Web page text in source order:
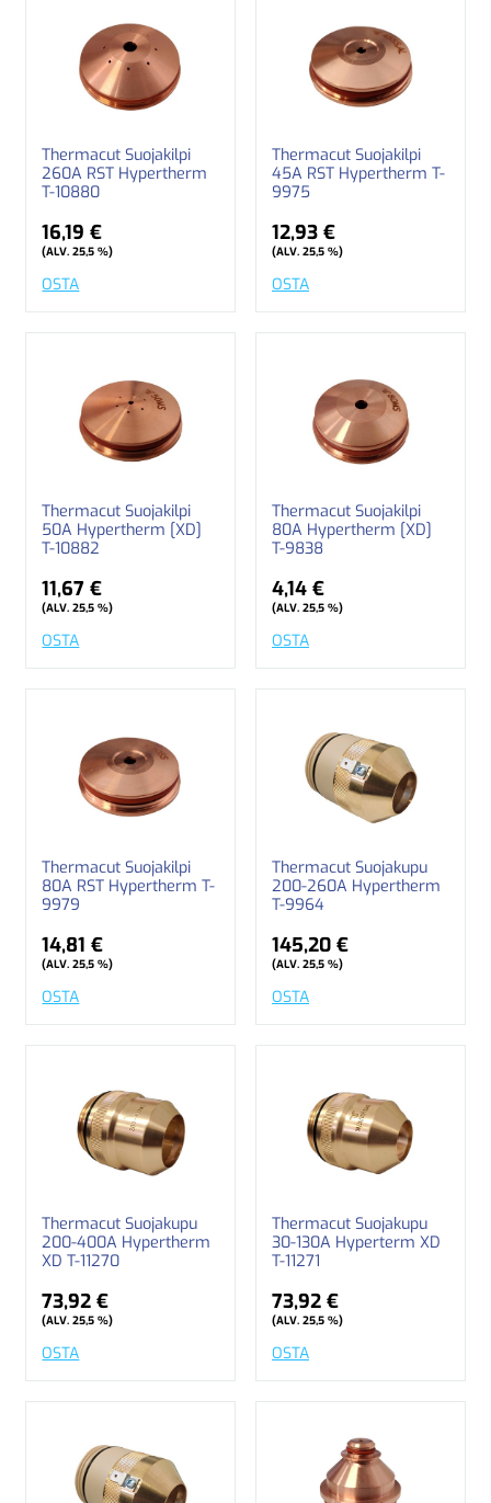
Thermacut Suojakilpi
260A RST Hypertherm
T-10880
16,19 €
(ALV. 25,5 %)
OSTA
Thermacut Suojakilpi
45A RST Hypertherm T-
9975
12,93 €
(ALV. 25,5 %)
OSTA
Thermacut Suojakilpi
50A Hypertherm [XD]
T-10882
11,67 €
(ALV. 25,5 %)
OSTA
Thermacut Suojakilpi
80A Hypertherm [XD]
T-9838
4,14 €
(ALV. 25,5 %)
OSTA
Thermacut Suojakilpi
80A RST Hypertherm T-
9979
14,81 €
(ALV. 25,5 %)
OSTA
Thermacut Suojakupu
200-260A Hypertherm
T-9964
145,20 €
(ALV. 25,5 %)
OSTA
Thermacut Suojakupu
200-400A Hypertherm
XD T-11270
73,92 €
(ALV. 25,5 %)
OSTA
Thermacut Suojakupu
30-130A Hyperterm XD
T-11271
73,92 €
(ALV. 25,5 %)
OSTA